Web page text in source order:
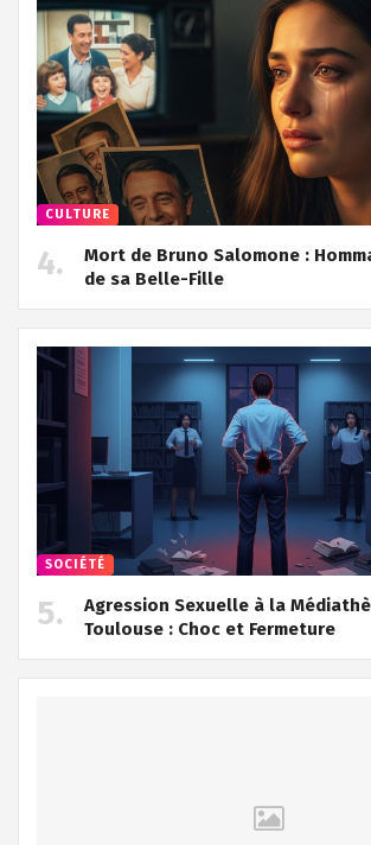
CULTURE
Mort de Bruno Salomone :
de sa Belle-Fille
SOCIÉTÉ
Agression Sexuelle à la
Toulouse : Choc et Fermeture